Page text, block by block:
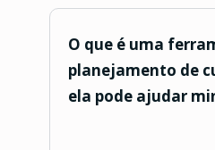
O que é uma
planejamento de
ela pode ajudar